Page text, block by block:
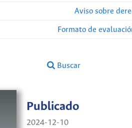
Aviso sobre
Formato de
Buscar
Publicado
2024-12-10